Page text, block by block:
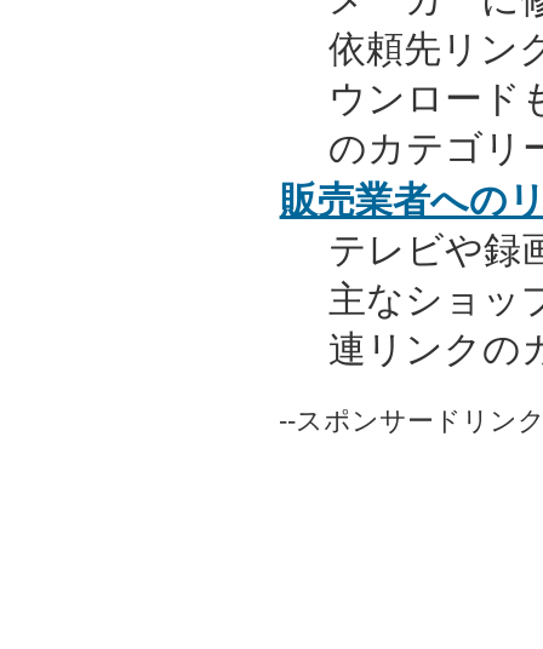
依頼先リン
ウンロード
のカテゴリ
販売業者への
テレビや録
主なショッ
連リンクの
--スポンサードリン